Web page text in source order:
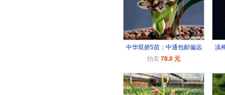
中华双娇5苗：中通包邮偏远
拍卖 78.0 元
滇